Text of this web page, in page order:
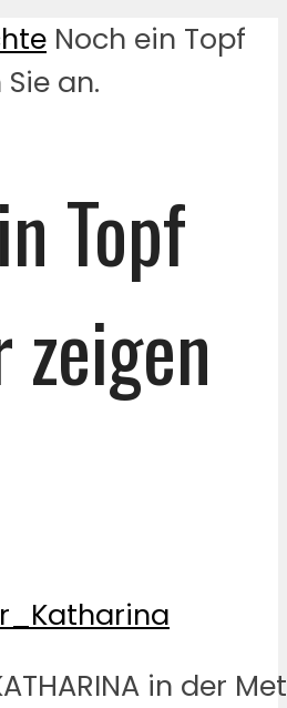
Noch ein Topf
an.
Topf
in der